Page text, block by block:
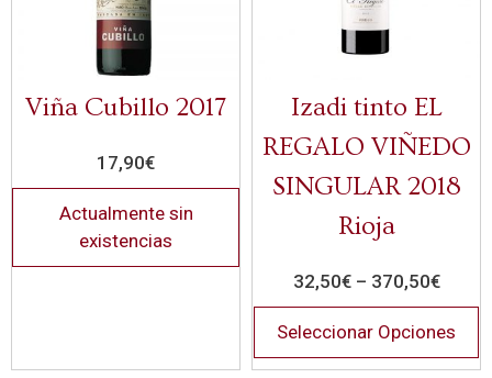
Viña Cubillo 2017
17,90€
Actualmente sin
existencias
Izadi tinto EL
REGALO VIÑEDO
SINGULAR 2018
Rioja
32,50€– 370,50€
Seleccionar Opciones